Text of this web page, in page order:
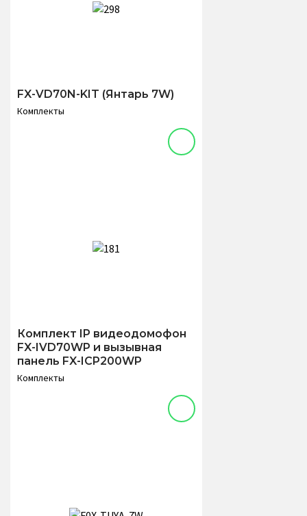
FX-VD70N-KIT (Янтарь 7W)
Комплекты
Комплект IP видеодомофон
FX-IVD70WP и вызывная
панель FX-ICP200WP
Комплекты